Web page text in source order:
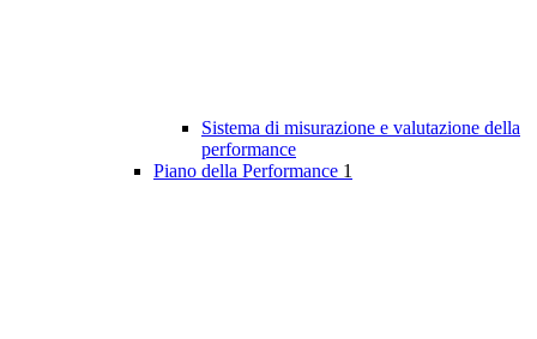
Sistema di misurazione e valutazione della
performance
Piano della Performance 1